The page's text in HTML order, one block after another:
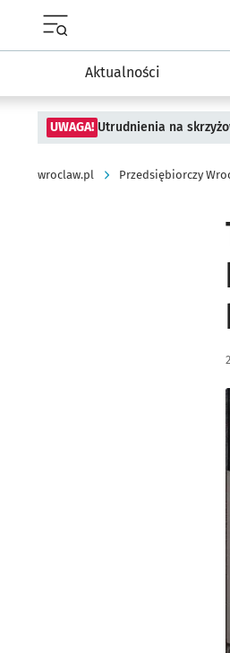
Aktualności
UWAGA! Utrudnienia na
wroclaw.pl Przedsiębiorczy